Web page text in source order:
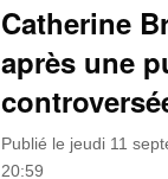
Catherine
après une
Publié le jeudi 11
20:59